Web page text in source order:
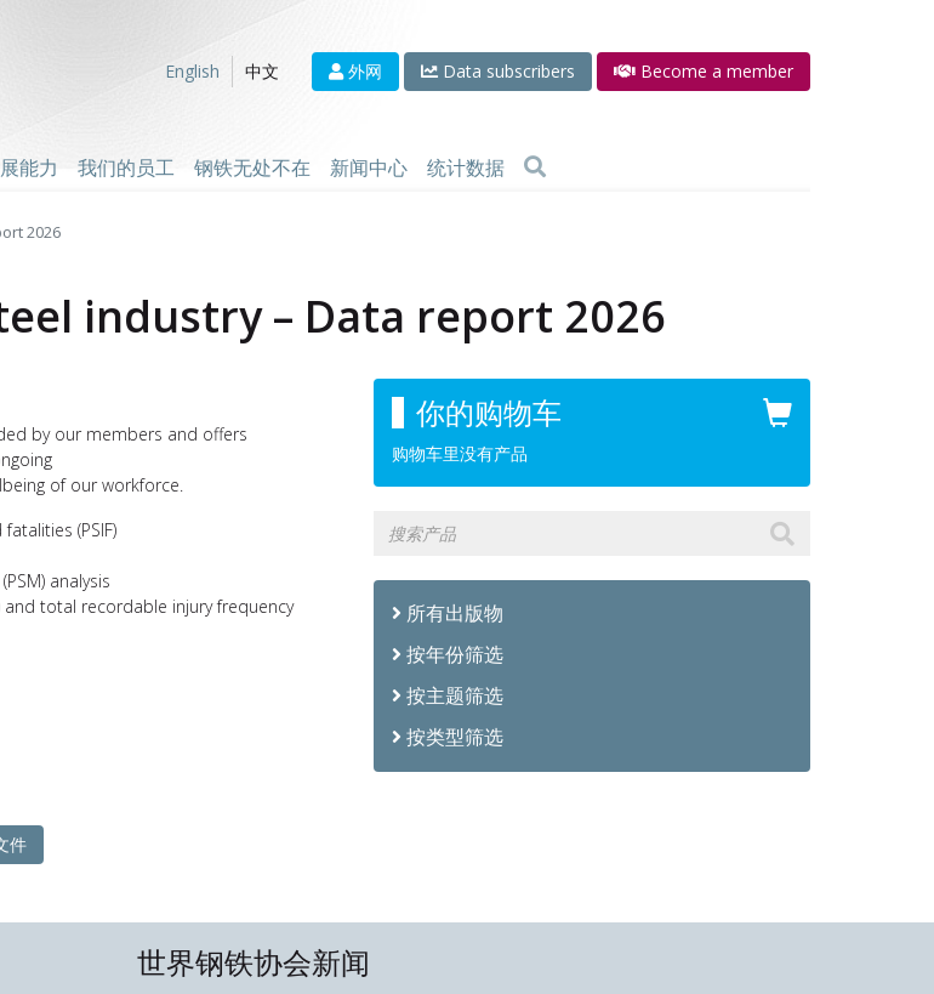
English
中文 外网 Data subscribers Become a member
能力 我们的员工 钢铁无处不在 新闻中心 统计数据
2026
industry – Data report 2026
你的购物车
购物车里没有产品
所有出版物
按年份筛选
按主题筛选
按类型筛选
by our members and offers
of our workforce.
(PSIF)
analysis
and total recordable injury frequency
件
世界钢铁协会新闻